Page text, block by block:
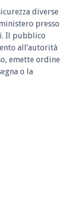
diverse
presso
Il pubblico
all’autorità
emette ordine
o la